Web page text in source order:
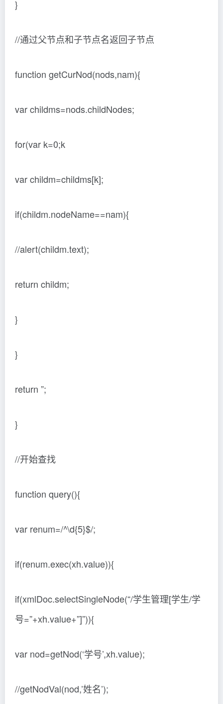
}
//通过父节点和子节点名返回子节点
function getCurNod(nods,nam){
var childms=nods.childNodes;
for(var k=0;k
var childm=childms[k];
if(childm.nodeName==nam){
//alert(childm.text);
return childm;
}
}
return ”;
}
//开始查找
function query(){
var renum=/^\d{5}$/;
if(renum.exec(xh.value)){
if(xmlDoc.selectSingleNode(“/学生管理[学生/学
号=”+xh.value+”]”)){
var nod=getNod(‘学号’,xh.value);
//getNodVal(nod,’姓名’);